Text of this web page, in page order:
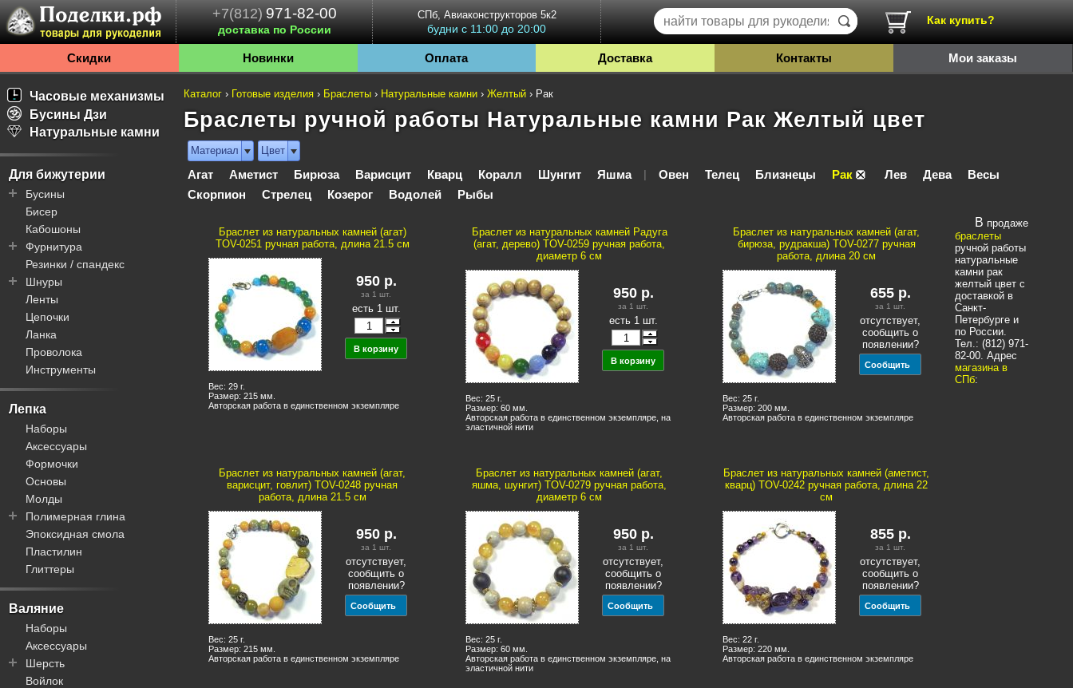
Скидки Новинки Оплата Доставка Контакты Мои заказы
Часовые механизмы
Бусины Дзи
Натуральные камни
Для бижутерии
Бусины
Бали
Дзи
Пандора
Шамбала
Декоративные элементы
Литье
Основы
Соединительные
Кожа
Кость
Металл
Натуральные камни
Смола
Стекло
Бисер
Кабошоны
Фурнитура
Колье / чокеры
Швензы / пуссеты
Колечки
Подвески
Клипсы
Замочки / карабины
Пины / штифты
Трубочки
Тоглы
Концевики
Резинки / спандекс
Шнуры
Пандора
Вощеные
Для телефонов
Комбинированные
Плетеные
Бархат
Замша / велюр
Кожа
Ленты
Цепочки
Ланка
Проволока
Инструменты
Лепка
Наборы
Аксессуары
Формочки
Основы
Молды
Полимерная глина
Fimo
Артефакт
Жидкая
Запекаемая
Самозастывающая
Эпоксидная смола
Пластилин
Глиттеры
Валяние
Наборы
Аксессуары
Шерсть
Вискоза
Войлок
Каталог › Готовые изделия › Браслеты › Натуральные камни › Желтый › Рак
Браслеты ручной работы Натуральные камни Рак Желтый цвет
Материал Цвет
Агат Аметист Бирюза Варисцит Кварц Коралл Шунгит Яшма Овен Телец Близнецы Рак Лев Дева
Весы
Скорпион
Стрелец Козерог Водолей Рыбы
Браслет из натуральных камней (агат)
TOV-0251 ручная работа, длина 21.5 см
Вес: 29 г.
Размер: 215 мм.
Авторская работа в единственном экземпляре
950 р.
за 1 шт.
есть 1 шт.
Браслет из натуральных камней Радуга
(агат, дерево) TOV-0259 ручная работа,
диаметр 6 см
Вес: 25 г.
Размер: 60 мм.
Авторская работа в единственном экземпляре, на
эластичной нити
950 р.
за 1 шт.
есть 1 шт.
Браслет из натуральных камней (агат,
бирюза, рудракша) TOV-0277 ручная
работа, длина 20 см
Вес: 25 г.
Размер: 200 мм.
Авторская работа в единственном экземпляре
655 р.
за 1 шт.
отсутствует,
сообщить о
появлении?
Браслет из натуральных камней (агат,
варисцит, говлит) TOV-0248 ручная
работа, длина 21.5 см
Вес: 25 г.
Размер: 215 мм.
Авторская работа в единственном экземпляре
950 р.
за 1 шт.
отсутствует,
сообщить о
появлении?
Браслет из натуральных камней (агат,
яшма, шунгит) TOV-0279 ручная работа,
диаметр 6 см
Вес: 25 г.
Размер: 60 мм.
Авторская работа в единственном экземпляре, на
эластичной нити
950 р.
за 1 шт.
отсутствует,
сообщить о
появлении?
Браслет из натуральных камней (аметист,
кварц) TOV-0242 ручная работа, длина 22
см
Вес: 22 г.
Размер: 220 мм.
Авторская работа в единственном экземпляре
855 р.
за 1 шт.
отсутствует,
сообщить о
появлении?
В продаже
браслеты
ручной работы
натуральные
камни рак
желтый цвет с
доставкой в
Санкт-
Петербурге и
по России.
Тел.: (812) 971-
82-00. Адрес
магазина в
СПб:
+7(812) 971-82-00
доставка по России
СПб, Авиаконструкторов 5к2
будни с 11:00 до 20:00
Как купить?